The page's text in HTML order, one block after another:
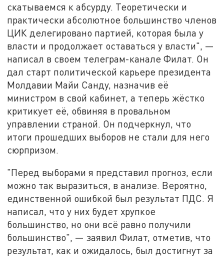
скатываемся к абсурду. Теоретически и
практически абсолютное большинство членов
ЦИК делегировано партией, которая была у
власти и продолжает оставаться у власти", —
написал в своем телеграм-канале Филат. Он
дал старт политической карьере президента
Молдавии Майи Санду, назначив её
министром в свой кабинет, а теперь жёстко
критикует её, обвиняя в провальном
управлении страной. Он подчеркнул, что
итоги прошедших выборов не стали для него
сюрпризом.
"Перед выборами я представил прогноз, если
можно так выразиться, в анализе. Вероятно,
единственной ошибкой был результат ПДС. Я
написал, что у них будет хрупкое
большинство, но они всё равно получили
большинство", — заявил Филат, отметив, что
результат, как и ожидалось, был достигнут за